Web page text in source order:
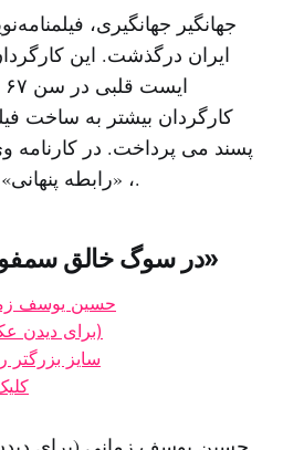
جهانگیر جهانگیری،
ایران درگذشت. این
کارگردان بیشتر به ساخت
پسند می پرداخت. در کارنامه
، «رابطه پنهانی» و «افراطیها»اشاره کرد.
در سوگ خالق سمفونی «سوگ سهراب»